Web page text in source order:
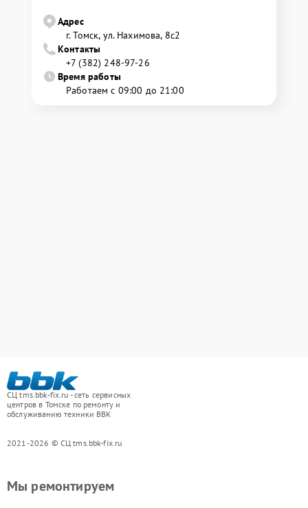
Адрес
г. Томск, ул. Нахимова, 8с2
Контакты
+7 (382) 248-97-26
Время работы
Работаем с 09:00 до 21:00
СЦ tms.bbk-fix.ru - сеть сервисных
центров в Томске по ремонту и
обслуживанию техники BBK
2021-2026 © СЦ tms.bbk-fix.ru
Мы ремонтируем